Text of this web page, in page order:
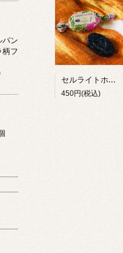
セルライトホット石けん 1個（25g）
450円(税込)
パン
柄フ